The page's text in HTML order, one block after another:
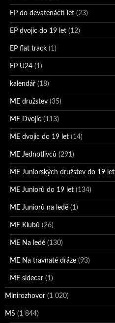
EP do devatenácti let (23)
EP dvojic do 19 let (12)
EP flat track (1)
EP U24 (1)
kalendář (18)
ME družstev (35)
ME Dvojic (113)
ME dvojic do 19 let (14)
ME Jednotlivců (291)
ME Juniorských družstev do 19 let
ME Juniorů do 19 let (134)
ME Juniorů na ledě (1)
ME Klubů (26)
ME Na ledě (130)
ME Na travnaté dráze (93)
ME sidecar (1)
Minirozhovor (1 020)
MS (1 844)